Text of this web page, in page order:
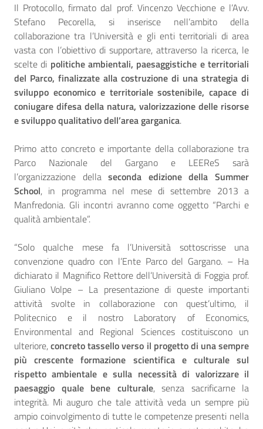
Il Protocollo, firmato dal prof. Vincenzo Vecchione e l’Avv.
Stefano Pecorella, si inserisce nell’ambito della
collaborazione tra l’Università e gli enti territoriali di area
vasta con l’obiettivo di supportare, attraverso la ricerca, le
scelte di politiche ambientali, paesaggistiche e territoriali
del Parco, finalizzate alla costruzione di una strategia di
sviluppo economico e territoriale sostenibile, capace di
coniugare difesa della natura, valorizzazione delle risorse
e sviluppo qualitativo dell’area garganica.
Primo atto concreto e importante della collaborazione tra
Parco Nazionale del Gargano e LEEReS sarà
l’organizzazione dellaseconda edizione della Summer
School, in programma nel mese di settembre 2013 a
Manfredonia. Gli incontri avranno come oggetto “Parchi e
qualità ambientale”.
“Solo qualche mese fa l’Università sottoscrisse una
convenzione quadro con l’Ente Parco del Gargano. – Ha
dichiarato il Magnifico Rettore dell’Università di Foggia prof.
Giuliano Volpe – La presentazione di queste importanti
attività svolte in collaborazione con quest’ultimo, il
Politecnico e il nostro Laboratory of Economics,
Environmental and Regional Sciences costituiscono un
ulteriore,concreto tassello verso il progetto di una sempre
più crescente formazione scientifica e culturale sul
rispetto ambientale e sulla necessità di valorizzare il
paesaggio quale bene culturale, senza sacrificarne la
integrità. Mi auguro che tale attività veda un sempre più
ampio coinvolgimento di tutte le competenze presenti nella